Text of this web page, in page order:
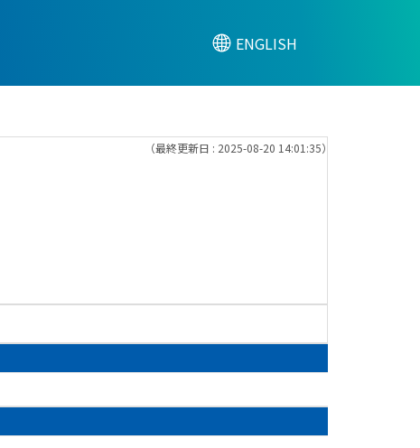
ENGLISH
（最終更新日 : 2025-08-20 14:01:35）